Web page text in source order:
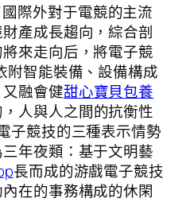
際外對于電競的主流
產成長趨向，綜合剖
來走向后，將電子競
附智能裝備、設備構成
融會健甜心寶貝包養
人與人之間的抗衡性
子競技的三種表示情勢
年夜類：基于文明藝
長而成的游戲電子競技
在的事務構成的休閑